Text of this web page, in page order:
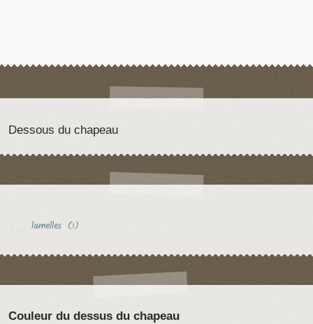
Dessous du chapeau
lamelles (1)
Couleur du dessus du chapeau